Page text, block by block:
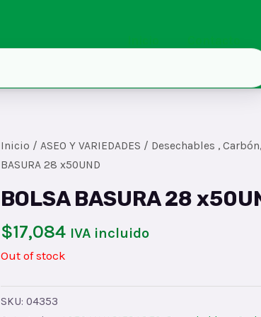
Inicio / ASEO Y VARIEDADES / Desechables ,
BASURA 28 x50UND
BOLSA BASURA 28
$17,084 IVA incluido
Out of stock
SKU: 04353